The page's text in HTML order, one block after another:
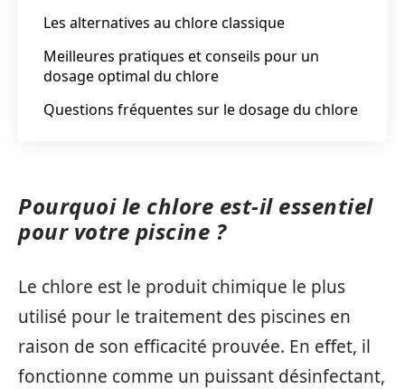
Les alternatives au chlore classique
Meilleures pratiques et conseils pour un
dosage optimal du chlore
Questions fréquentes sur le dosage du chlore
Pourquoi le chlore est-il essentiel
pour votre piscine ?
Le chlore est le produit chimique le plus
utilisé pour le traitement des piscines en
raison de son efficacité prouvée. En effet, il
fonctionne comme un puissant désinfectant,